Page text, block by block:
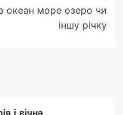
океан море озеро чи
іншу річку